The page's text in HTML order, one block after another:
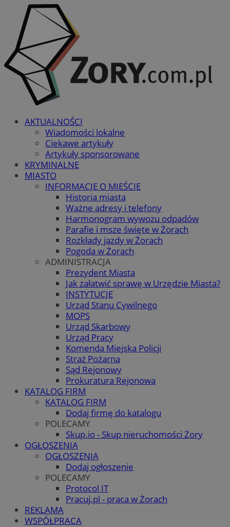
AKTUALNOŚCI
Wiadomości lokalne
Ciekawe artykuły
Artykuły sponsorowane
KRYMINALNE
MIASTO
INFORMACJE O MIEŚCIE
Historia miasta
Ważne adresy i telefony
Harmonogram wywozu odpadów
Parafie i msze święte w Żorach
Rozkłady jazdy w Żorach
Pogoda w Żorach
ADMINISTRACJA
Prezydent Miasta
Jak załatwić sprawę w Urzędzie Miasta?
INSTYTUCJE
Urząd Stanu Cywilnego
MOPS
Urząd Skarbowy
Urząd Pracy
Komenda Miejska Policji
Straż Pożarna
Sąd Rejonowy
Prokuratura Rejonowa
KATALOG FIRM
KATALOG FIRM
Dodaj firmę do katalogu
POLECAMY
Skup.io - Skup nieruchomości Żory
OGŁOSZENIA
OGŁOSZENIA
Dodaj ogłoszenie
POLECAMY
Protocol IT
Pracuj.pl - praca w Żorach
REKLAMA
WSPÓŁPRACA